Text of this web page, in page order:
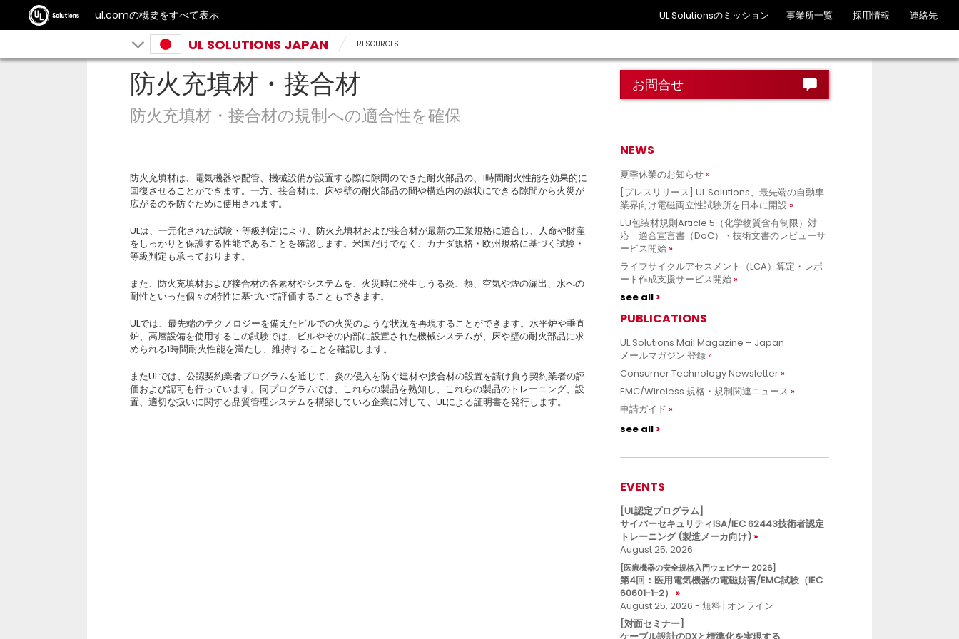
ul.comの概要をすべて表示 UL Solutionsのミッション 事業所一覧 採用情報 連絡先
UL SOLUTIONS JAPAN RESOURCES
防火充填材・接合材
防火充填材・接合材の規制への適合性を確保
防火充填材は、電気機器や配管、機械設備が設置する際に隙間のできた耐火部品の、1時間耐火性能を効果的に
回復させることができます。一方、接合材は、床や壁の耐火部品の間や構造内の線状にできる隙間から火災が
広がるのを防ぐために使用されます。
ULは、一元化された試験・等級判定により、防火充填材および接合材が最新の工業規格に適合し、人命や財産
をしっかりと保護する性能であることを確認します。米国だけでなく、カナダ規格・欧州規格に基づく試験・
等級判定も承っております。
また、防火充填材および接合材の各素材やシステムを、火災時に発生しうる炎、熱、空気や煙の漏出、水への
耐性といった個々の特性に基づいて評価することもできます。
ULでは、最先端のテクノロジーを備えたビルでの火災のような状況を再現することができます。水平炉や垂直
炉、高層設備を使用するこの試験では、ビルやその内部に設置された機械システムが、床や壁の耐火部品に求
められる1時間耐火性能を満たし、維持することを確認します。
またULでは、公認契約業者プログラムを通じて、炎の侵入を防ぐ建材や接合材の設置を請け負う契約業者の評
価および認可も行っています。同プログラムでは、これらの製品を熟知し、これらの製品のトレーニング、設
置、適切な扱いに関する品質管理システムを構築している企業に対して、ULによる証明書を発行します。
お問合せ
NEWS
夏季休業のお知らせ
[プレスリリース] UL Solutions、最先端の自動車
業界向け電磁両立性試験所を日本に開設
EU包装材規則Article 5（化学物質含有制限）対
応 適合宣言書（DoC）・技術文書のレビューサ
ービス開始
ライフサイクルアセスメント（LCA）算定・レポ
ート作成支援サービス開始
see all
PUBLICATIONS
UL Solutions Mail Magazine – Japan
メールマガジン 登録
Consumer Technology Newsletter
EMC/Wireless 規格・規制関連ニュース
申請ガイド
see all
EVENTS
[UL認定プログラム]
サイバーセキュリティISA/IEC 62443技術者認定
トレーニング (製造メーカ向け)
August 25, 2026
[医療機器の安全規格入門ウェビナー 2026]
第4回：医用電気機器の電磁妨害/EMC試験（IEC
60601-1-2）
August 25, 2026 - 無料 | オンライン
[対面セミナー]